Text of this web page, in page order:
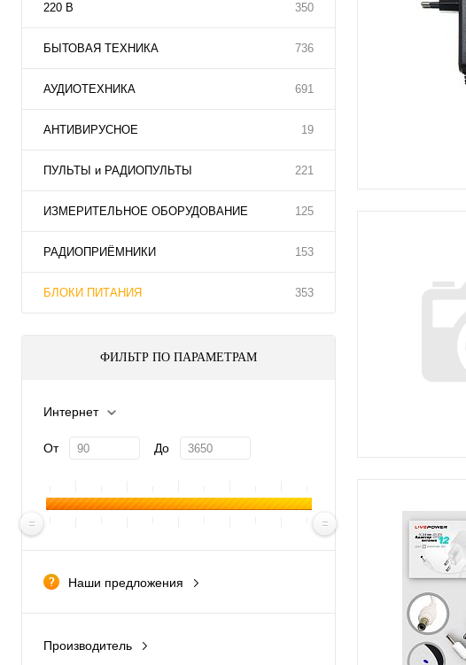
220 В 350
БЫТОВАЯ ТЕХНИКА 736
АУДИОТЕХНИКА 691
АНТИВИРУСНОЕ 19
ПУЛЬТЫ и РАДИОПУЛЬТЫ 221
ИЗМЕРИТЕЛЬНОЕ ОБОРУДОВАНИЕ 125
РАДИОПРИЁМНИКИ 153
БЛОКИ ПИТАНИЯ 353
ФИЛЬТР ПО ПАРАМЕТРАМ
Интернет
От До
Наши предложения
Производитель